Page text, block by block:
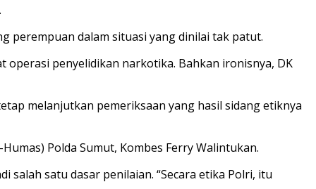
perempuan dalam situasi yang dinilai tak patut.
operasi penyelidikan narkotika. Bahkan ironisnya, DK
melanjutkan pemeriksaan yang hasil sidang etiknya
Polda Sumut, Kombes Ferry Walintukan.
satu dasar penilaian. “Secara etika Polri, itu